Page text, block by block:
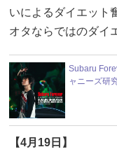
いによるダイエッ
オタならではのダイ
Subaru
ャニーズ研
【4月19日】